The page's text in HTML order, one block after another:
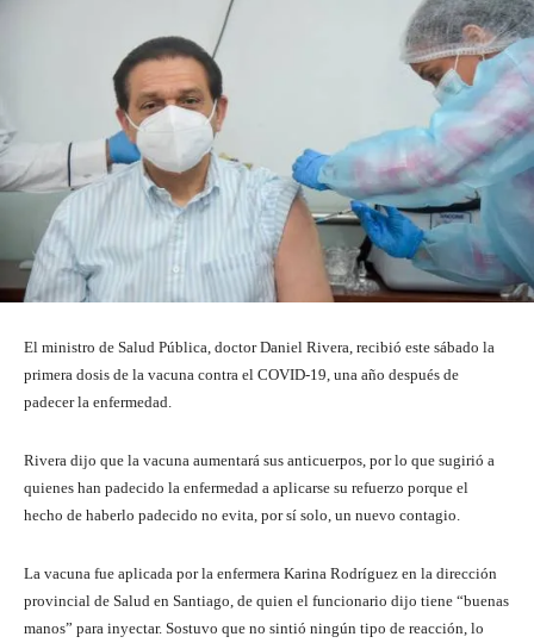
El ministro de Salud Pública, doctor Daniel Rivera, recibió este sábado la
primera dosis de la vacuna contra el COVID-19, una año después de
padecer la enfermedad.
Rivera dijo que la vacuna aumentará sus anticuerpos, por lo que sugirió a
quienes han padecido la enfermedad a aplicarse su refuerzo porque el
hecho de haberlo padecido no evita, por sí solo, un nuevo contagio.
La vacuna fue aplicada por la enfermera Karina Rodríguez en la dirección
provincial de Salud en Santiago, de quien el funcionario dijo tiene “buenas
manos” para inyectar. Sostuvo que no sintió ningún tipo de reacción, lo